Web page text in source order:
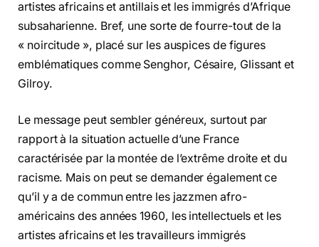
artistes africains et antillais et les immigrés d’Afrique
subsaharienne. Bref, une sorte de fourre-tout de la
« noircitude », placé sur les auspices de figures
emblématiques comme Senghor, Césaire, Glissant et
Gilroy.
Le message peut sembler généreux, surtout par
rapport à la situation actuelle d’une France
caractérisée par la montée de l’extrême droite et du
racisme. Mais on peut se demander également ce
qu’il y a de commun entre les jazzmen afro-
américains des années 1960, les intellectuels et les
artistes africains et les travailleurs immigrés